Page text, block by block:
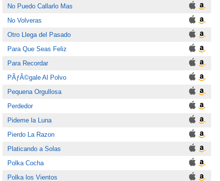
No Puedo Callarlo Mas
No Volveras
Otro Llega del Pasado
Para Que Seas Feliz
Para Recordar
PÃƒÂ©gale Al Polvo
Pequena Orgullosa
Perdedor
Pideme la Luna
Pierdo La Razon
Platicando a Solas
Polka Cocha
Polka los Vientos